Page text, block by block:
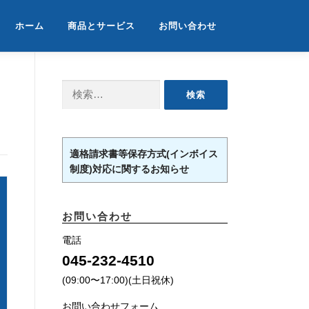
ホーム 商品とサービス お問い合わせ
適格請求書等保存方式(インボイス
制度)対応に関するお知らせ
お問い合わせ
電話
045-232-4510
(09:00〜17:00)(土日祝休)
お問い合わせフォーム